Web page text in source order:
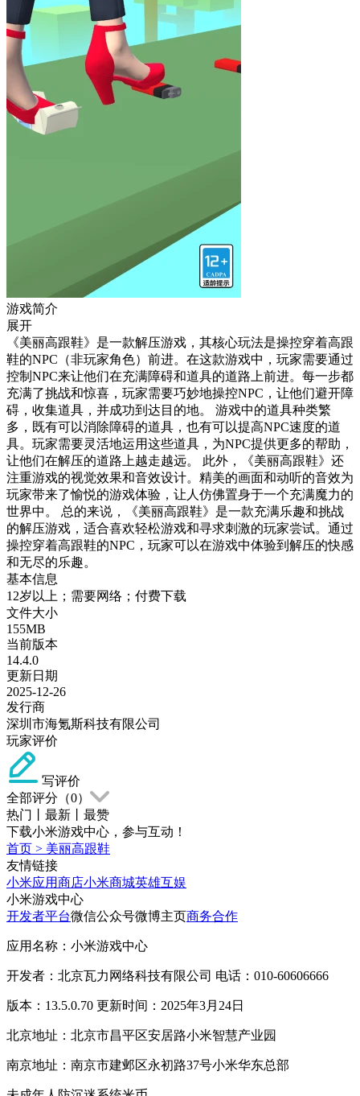
游戏简介
展开
《美丽高跟鞋》是一款解压游戏，其核心玩法是操控穿着高跟
鞋的NPC（非玩家角色）前进。在这款游戏中，玩家需要通过
控制NPC来让他们在充满障碍和道具的道路上前进。每一步都
充满了挑战和惊喜，玩家需要巧妙地操控NPC，让他们避开障
碍，收集道具，并成功到达目的地。 游戏中的道具种类繁
多，既有可以消除障碍的道具，也有可以提高NPC速度的道
具。玩家需要灵活地运用这些道具，为NPC提供更多的帮助，
让他们在解压的道路上越走越远。 此外，《美丽高跟鞋》还
注重游戏的视觉效果和音效设计。精美的画面和动听的音效为
玩家带来了愉悦的游戏体验，让人仿佛置身于一个充满魔力的
世界中。 总的来说，《美丽高跟鞋》是一款充满乐趣和挑战
的解压游戏，适合喜欢轻松游戏和寻求刺激的玩家尝试。通过
操控穿着高跟鞋的NPC，玩家可以在游戏中体验到解压的快感
和无尽的乐趣。
基本信息
12岁以上；需要网络；付费下载
文件大小
155MB
当前版本
14.4.0
更新日期
2025-12-26
发行商
深圳市海氪斯科技有限公司
玩家评价
写评价
全部评分（0）
热门
最新
最赞
下载小米游戏中心，参与互动！
首页 > 美丽高跟鞋
友情链接
小米应用商店小米商城英雄互娱
小米游戏中心
开发者平台微信公众号微博主页商务合作
应用名称：小米游戏中心
开发者：北京瓦力网络科技有限公司 电话：010-60606666
版本：13.5.0.70 更新时间：2025年3月24日
北京地址：北京市昌平区安居路小米智慧产业园
南京地址：南京市建邺区永初路37号小米华东总部